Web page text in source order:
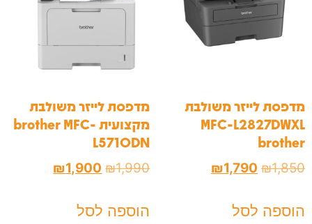
מדפסת לייזר משולבת
MFC-L2827DWXL
brother
₪1,850
₪1,790
הוספה לסל
מדפסת לייזר משולבת
מקצועית brother MFC-
L5710DN
₪1,990
₪1,900
הוספה לסל